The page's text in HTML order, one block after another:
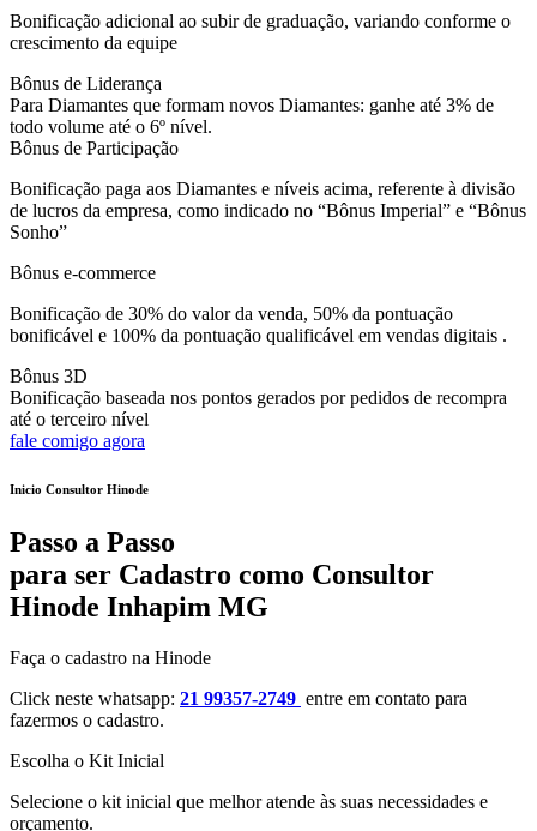
Bonificação adicional ao subir de graduação, variando conforme o
crescimento da equipe
Bônus de Liderança
Para Diamantes que formam novos Diamantes: ganhe até 3% de
todo volume até o 6º nível.
Bônus de Participação
Bonificação paga aos Diamantes e níveis acima, referente à divisão
de lucros da empresa, como indicado no “Bônus Imperial” e “Bônus
Sonho”
Bônus e-commerce
Bonificação de 30% do valor da venda, 50% da pontuação
bonificável e 100% da pontuação qualificável em vendas digitais .
Bônus 3D
Bonificação baseada nos pontos gerados por pedidos de recompra
até o terceiro nível
fale comigo agora
Inicio Consultor Hinode
Passo a Passo
para ser Cadastro como Consultor
Hinode Inhapim MG
Faça o cadastro na Hinode
Click neste whatsapp: 21 99357-2749 entre em contato para
fazermos o cadastro.
Escolha o Kit Inicial
Selecione o kit inicial que melhor atende às suas necessidades e
orçamento.